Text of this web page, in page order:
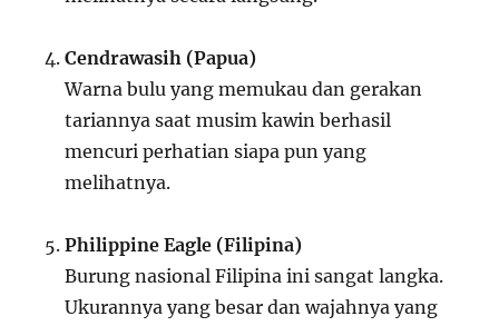
Cendrawasih (Papua)
Warna bulu yang memukau dan gerakan
tariannya saat musim kawin berhasil
mencuri perhatian siapa pun yang
melihatnya.
Philippine Eagle (Filipina)
Burung nasional Filipina ini sangat langka.
Ukurannya yang besar dan wajahnya yang